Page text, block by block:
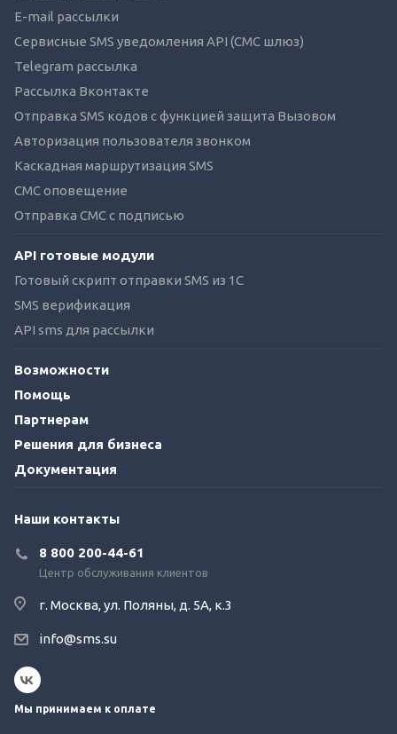
E-mail рассылки
Сервисные SMS уведомления API (СМС шлюз)
Telegram рассылка
Рассылка Вконтакте
Отправка SMS кодов с функцией защита Вызовом
Авторизация пользователя звонком
Каскадная маршрутизация SMS
СМС оповещение
Отправка СМС с подписью
API готовые модули
Готовый скрипт отправки SMS из 1C
SMS верификация
API sms для рассылки
Возможности
Помощь
Партнерам
Решения для бизнеса
Документация
Наши контакты
8 800 200-44-61
Центр обслуживания клиентов
г. Москва, ул. Поляны, д. 5А, к.3
info@sms.su
Мы принимаем к оплате